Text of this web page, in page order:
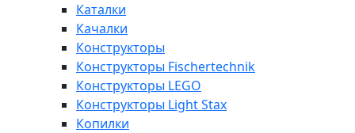
Каталки
Качалки
Конструкторы
Конструкторы Fisсhertechnik
Конструкторы LEGO
Конструкторы Light Stax
Копилки